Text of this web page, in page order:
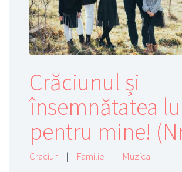
Crăciunul și
însemnătatea
pentru mine!
Craciun | Familie | Muzica